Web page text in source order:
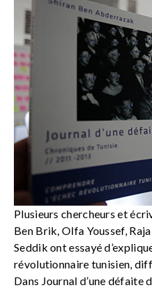
Plusieurs chercheurs et
Ben Brik, Olfa Youssef,
Seddik ont essayé
révolutionnaire tunisien,
Dans Journal d’une défaite